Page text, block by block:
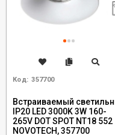
Код: 357700
Встраиваемый
IP20 LED 3000K 3W 160-
265V DOT SPOT NT18 552
NOVOTECH, 357700